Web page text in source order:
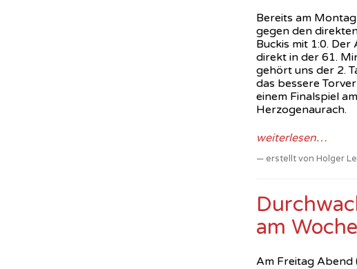
Bereits am
gegen den
Buckis mit 1:0.
direkt in der 61.
gehört uns der 2.
das bessere
einem Finalspiel
Herzogenaurach.
weiterlesen…
erstellt von Holger
am
Am Freitag Abend